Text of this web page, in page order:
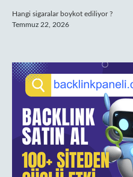
Hangi sigaralar boykot ediliyor ?
Temmuz 22, 2026